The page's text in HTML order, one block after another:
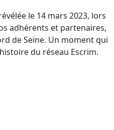
le 14 mars 2023, lors
adhérents et partenaires,
de Seine. Un moment qui
du réseau Escrim.